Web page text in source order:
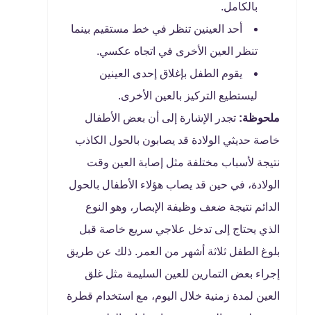
بالكامل.
أحد العينين تنظر في خط مستقيم بينما
تنظر العين الأخرى في اتجاه عكسي.
يقوم الطفل بإغلاق إحدى العينين
ليستطيع التركيز بالعين الأخرى.
ملحوظة: تجدر الإشارة إلى أن بعض الأطفال
خاصة حديثي الولادة قد يصابون بالحول الكاذب
نتيجة لأسباب مختلفة مثل إصابة العين وقت
الولادة، في حين قد يصاب هؤلاء الأطفال بالحول
الدائم نتيجة ضعف وظيفة الإبصار، وهو النوع
الذي يحتاج إلى تدخل علاجي سريع خاصة قبل
بلوغ الطفل ثلاثة أشهر من العمر. ذلك عن طريق
إجراء بعض التمارين للعين السليمة مثل غلق
العين لمدة زمنية خلال اليوم، مع استخدام قطرة